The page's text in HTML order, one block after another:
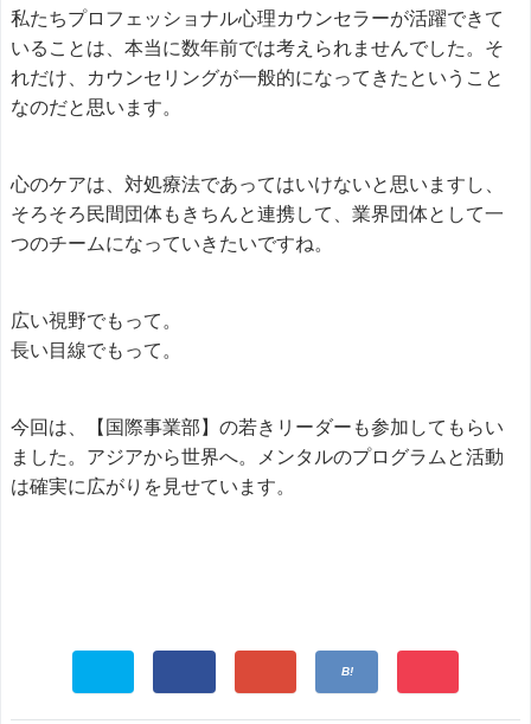
私たちプロフェッショナル心理カウンセラーが活躍できて
いることは、本当に数年前では考えられませんでした。そ
れだけ、カウンセリングが一般的になってきたということ
なのだと思います。
心のケアは、対処療法であってはいけないと思いますし、
そろそろ民間団体もきちんと連携して、業界団体として一
つのチームになっていきたいですね。
広い視野でもって。
長い目線でもって。
今回は、【国際事業部】の若きリーダーも参加してもらい
ました。アジアから世界へ。メンタルのプログラムと活動
は確実に広がりを見せています。